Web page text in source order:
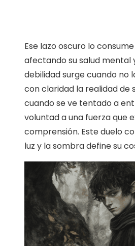
Ese lazo oscuro lo
afectando su salud mental
debilidad surge cuando no
con claridad la realidad de
cuando se ve tentado a
voluntad a una fuerza que
comprensión. Este duelo
luz y la sombra define su